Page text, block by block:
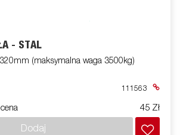
- STAL
(maksymalna waga 3500kg)
111563
45 Zł
Dodaj